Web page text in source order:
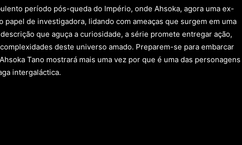
período pós-queda do Império, onde Ahsoka, agora uma ex-
papel de investigadora, lidando com ameaças que surgem em uma
que aguça a curiosidade, a série promete entregar ação,
deste universo amado. Preparem-se para embarcar
Tano mostrará mais uma vez por que é uma das personagens
intergaláctica.